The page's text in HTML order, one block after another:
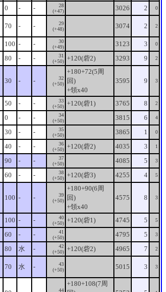
0 - -
28
(+47)
3026 2 0
70 - -
29
(+48)
3074 2 2
100 - -
30
(+49)
3123 3 0
80 - -
31
(+50) +120(砦2) 3293 9 2
30 - -
32
(+50)
+180+72(5周
回)
+領x40
3595 9 3
50 - -
33
(+50) +120(砦1) 3765 8 2
0 - -
34
(+50)
3815 6 4
30 - -
35
(+50)
3865 1 0
40 - -
36
(+50) +120(砦2) 4035 3 1
90 - -
37
(+50)
4085 5 3
60 - -
38
(+50) +120(砦3) 4255 4 5
100 - -
39
(+50)
+180+90(6周
回)
+領x40
4575 8 3
100 - -
40
(+50) +120(砦1) 4745 5 5
60 - -
41
(+50)
4795 5 3
80 水 -
42
(+50) +120(砦2) 4965 7 2
70 水 -
43
(+50)
5015 3 3
44
+180+108(7周